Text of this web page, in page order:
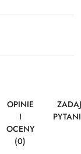
OPINIE
I
OCENY
(0)